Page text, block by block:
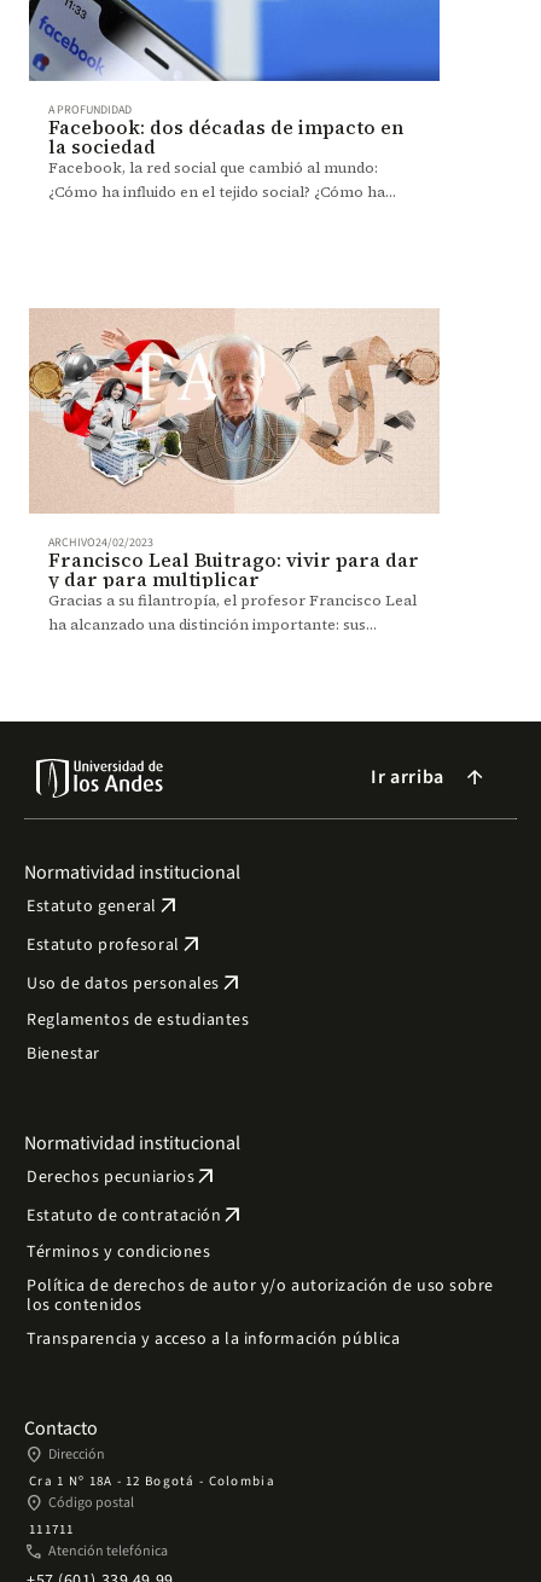
A PROFUNDIDAD
Facebook: dos décadas de impacto en
la sociedad
Facebook, la red social que cambió al mundo:
¿Cómo ha influido en el tejido social? ¿Cómo ha
ARCHIVO24/02/2023
Francisco Leal Buitrago: vivir para dar
y dar para multiplicar
Gracias a su filantropía, el profesor Francisco Leal
ha alcanzado una distinción importante: sus
Ir arriba arrow_forward
Normatividad institucional
Estatuto general arrow_outward
Estatuto profesoral arrow_outward
Uso de datos personales arrow_outward
Reglamentos de estudiantes
Bienestar
Normatividad institucional
Derechos pecuniariosarrow_outward
Estatuto de contratación arrow_outward
Términos y condiciones
Política de derechos de autor y/o autorización de uso sobre
los contenidos
Transparencia y acceso a la información pública
Contacto
place Dirección
Cra 1 Nº 18A - 12 Bogotá - Colombia
place Código postal
111711
phone Atención telefónica